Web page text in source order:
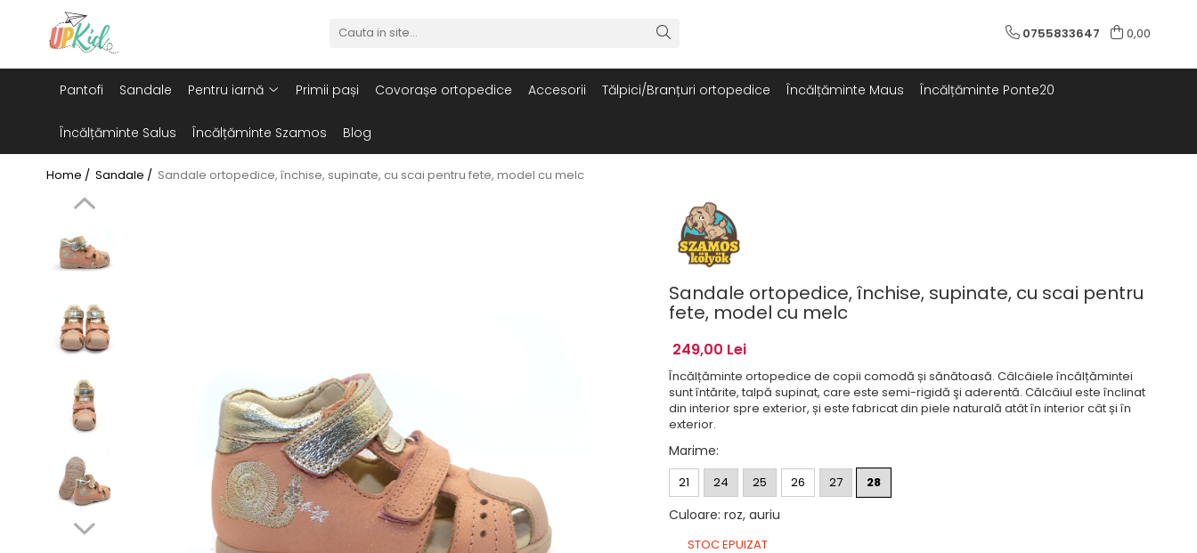
Pentru iarnă
0755833647 0,00
Pantofi Sandale Pentru iarnă Primii pași Covorașe ortopedice Accesorii Tălpici/Branțuri ortopedice Încălțăminte Maus Încălțăminte Ponte20
Încălțăminte Salus Încălțăminte Szamos Blog
Home / Sandale / Sandale ortopedice, închise, supinate, cu scai pentru fete, model cu melc
Sandale ortopedice, închise, supinate, cu scai pentru
fete, model cu melc
249,00 Lei
Încălțăminte ortopedice de copii comodă și sănătoasă. Câlcâiele încălțămintei
sunt întărite, talpă supinat, care este semi-rigidă şi aderentă. Călcâiul este înclinat
din interior spre exterior, și este fabricat din piele naturală atât în interior cât și în
exterior.
Marime:
21 24 25 26 27 28
Culoare: roz, auriu
STOC EPUIZAT